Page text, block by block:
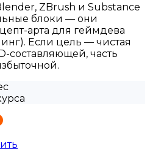
ZBrush и Substance
блоки — они
арта для геймдева
Если цель — чистая
составляющей, часть